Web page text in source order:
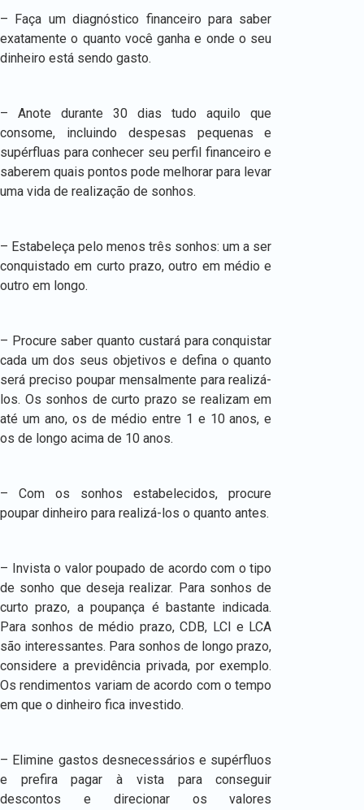
– Faça um diagnóstico financeiro para saber
exatamente o quanto você ganha e onde o seu
dinheiro está sendo gasto.
– Anote durante 30 dias tudo aquilo que
consome, incluindo despesas pequenas e
supérfluas para conhecer seu perfil financeiro e
saberem quais pontos pode melhorar para levar
uma vida de realização de sonhos.
– Estabeleça pelo menos três sonhos: um a ser
conquistado em curto prazo, outro em médio e
outro em longo.
– Procure saber quanto custará para conquistar
cada um dos seus objetivos e defina o quanto
será preciso poupar mensalmente para realizá-
los. Os sonhos de curto prazo se realizam em
até um ano, os de médio entre 1 e 10 anos, e
os de longo acima de 10 anos.
– Com os sonhos estabelecidos, procure
poupar dinheiro para realizá-los o quanto antes.
– Invista o valor poupado de acordo com o tipo
de sonho que deseja realizar. Para sonhos de
curto prazo, a poupança é bastante indicada.
Para sonhos de médio prazo, CDB, LCI e LCA
são interessantes. Para sonhos de longo prazo,
considere a previdência privada, por exemplo.
Os rendimentos variam de acordo com o tempo
em que o dinheiro fica investido.
– Elimine gastos desnecessários e supérfluos
e prefira pagar à vista para conseguir
descontos e direcionar os valores